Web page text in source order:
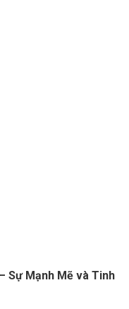
Sự Mạnh Mẽ và Tinh